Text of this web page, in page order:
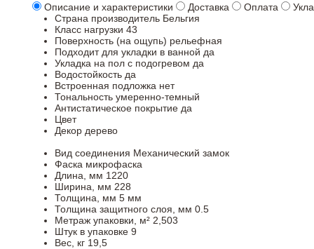
Описание и характеристики Доставка Оплата
Страна производитель Бельгия
Класс нагрузки 43
Поверхность (на ощупь) рельефная
Подходит для укладки в ванной да
Укладка на пол c подогревом да
Водостойкость да
Встроенная подложка нет
Тональность умеренно-темный
Антистатическое покрытие да
Цвет
Декор дерево
Вид соединения Механический замок
Фаска микрофаска
Длина, мм 1220
Ширина, мм 228
Толщина, мм 5 мм
Толщина защитного слоя, мм 0.5
Метраж упаковки, м² 2,503
Штук в упаковке 9
Вес, кг 19,5